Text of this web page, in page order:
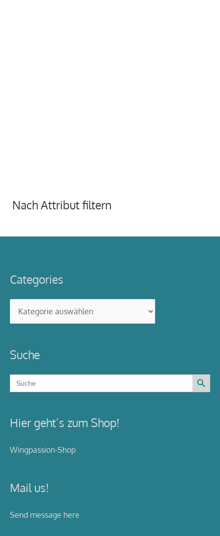
Nach Attribut filtern
Categories
Suche
Search
for:
Search Button
Hier geht’s zum Shop!
Wingpassion-Shop
Mail us!
Send message here